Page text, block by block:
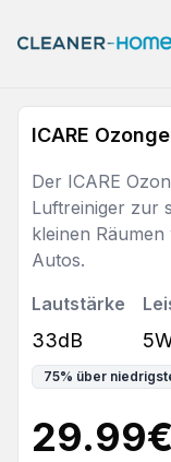
ICARE
Der ICARE
Luftreiniger zur
kleinen
Autos.
Lautstärke
33dB
75% über
29.99€